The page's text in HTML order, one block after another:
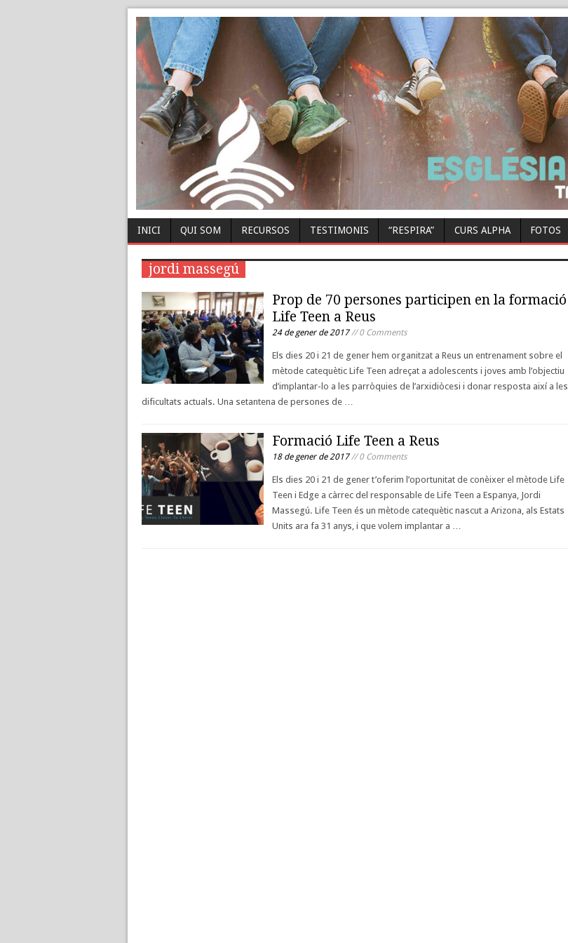
INICI QUI SOM RECURSOS TESTIMONIS “RESPIRA” CURS ALPHA FOTOS
jordi massegú
Prop de 70 persones participen en la formació
Life Teen a Reus
24 de gener de 2017// 0 Comments
Els dies 20 i 21 de gener hem organitzat a Reus un entrenament sobre el
mètode catequètic Life Teen adreçat a adolescents i joves amb l’objectiu
d’implantar-lo a les parròquies de l’arxidiòcesi i donar resposta així a les
dificultats actuals. Una setantena de persones de …
Formació Life Teen a Reus
18 de gener de 2017// 0 Comments
Els dies 20 i 21 de gener t’oferim l’oportunitat de conèixer el mètode Life
Teen i Edge a càrrec del responsable de Life Teen a Espanya, Jordi
Massegú. Life Teen és un mètode catequètic nascut a Arizona, als Estats
Units ara fa 31 anys, i que volem implantar a …